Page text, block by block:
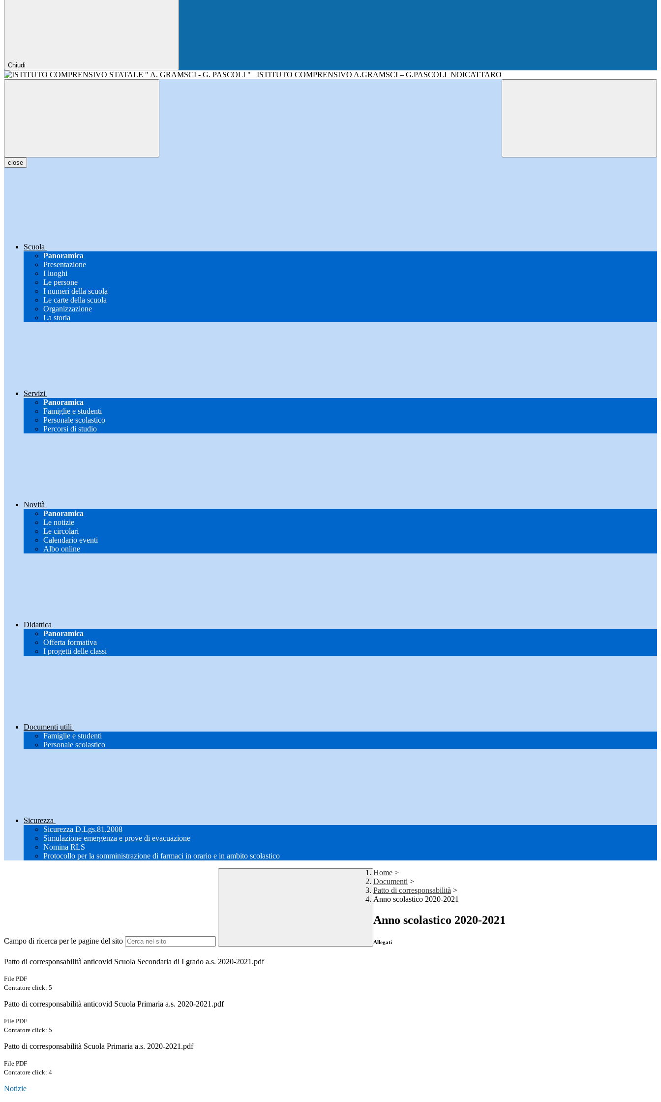
Chiudi
ISTITUTO COMPRENSIVO A.GRAMSCI – G.PASCOLI NOICATTARO
close
Scuola
Panoramica
Presentazione
I luoghi
Le persone
I numeri della scuola
Le carte della scuola
Organizzazione
La storia
Servizi
Panoramica
Famiglie e studenti
Personale scolastico
Percorsi di studio
Novità
Panoramica
Le notizie
Le circolari
Calendario eventi
Albo online
Didattica
Panoramica
Offerta formativa
I progetti delle classi
Documenti utili
Famiglie e studenti
Personale scolastico
Sicurezza
Sicurezza D.Lgs.81.2008
Simulazione emergenza e prove di evacuazione
Nomina RLS
Protocollo per la somministrazione di farmaci in orario e in ambito scolastico
Campo di ricerca per le pagine del sito
Home >
Documenti >
Patto di corresponsabilità >
Anno scolastico 2020-2021
Anno scolastico 2020-2021
Allegati
Patto di corresponsabilità anticovid Scuola Secondaria di I grado a.s. 2020-2021.pdf
File PDF
Contatore click: 5
Patto di corresponsabilità anticovid Scuola Primaria a.s. 2020-2021.pdf
File PDF
Contatore click: 5
Patto di corresponsabilità Scuola Primaria a.s. 2020-2021.pdf
File PDF
Contatore click: 4
Notizie